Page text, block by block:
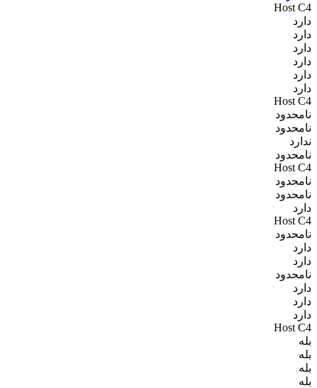
Host C4
دارد
دارد
دارد
دارد
دارد
دارد
Host C4
نامحدود
نامحدود
ندارد
نامحدود
Host C4
نامحدود
نامحدود
دارد
Host C4
نامحدود
دارد
دارد
نامحدود
دارد
دارد
دارد
Host C4
بله
بله
بله
بله